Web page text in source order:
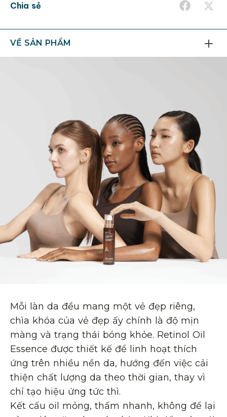
Chia sẻ
VỀ SẢN PHẨM
Mỗi làn da đều mang một vẻ đẹp riêng,
chìa khóa của vẻ đẹp ấy chính là độ mịn
màng và trạng thái bóng khỏe. Retinol Oil
Essence được thiết kế để linh hoạt thích
ứng trên nhiều nền da, hướng đến việc cải
thiện chất lượng da theo thời gian, thay vì
chỉ tạo hiệu ứng tức thì.
Kết cấu oil mỏng, thấm nhanh, không để lại